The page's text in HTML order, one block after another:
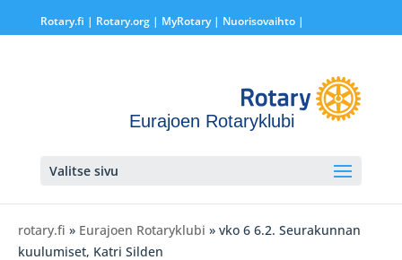
Rotary.fi | Rotary.org| MyRotary | Nuorisovaihto|
Eurajoen Rotaryklubi
Valitse sivu
rotary.fi » Eurajoen Rotaryklubi » vko 6 6.2. Seurakunnan
kuulumiset, Katri Silden